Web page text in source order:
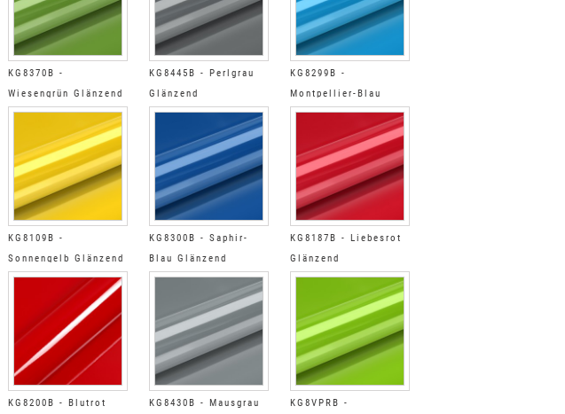
KG8370B -
Wiesengrün Glänzend
KG8445B - Perlgrau
Glänzend
KG8299B -
Montpellier-Blau
Glänzend
KG8109B -
Sonnengelb Glänzend
KG8300B - Saphir-
Blau Glänzend
KG8187B - Liebesrot
Glänzend
KG8200B - Blutrot
KG8430B - Mausgrau
KG8VPRB -